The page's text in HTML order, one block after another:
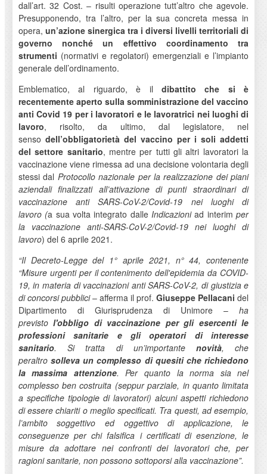
dall’art. 32 Cost. – risulti operazione tutt’altro che agevole.
Presupponendo, tra l’altro, per la sua concreta messa in
opera, un’azione sinergica tra i diversi livelli territoriali di
governo nonché un effettivo coordinamento tra
strumenti (normativi e regolatori) emergenziali e l’impianto
generale dell’ordinamento.
Emblematico, al riguardo, è il dibattito che si è
recentemente aperto sulla somministrazione del vaccino
anti Covid 19 per i lavoratori e le lavoratrici nei luoghi di
lavoro, risolto, da ultimo, dal legislatore, nel
senso dell’obbligatorietà del vaccino per i soli addetti
del settore sanitario, mentre per tutti gli altri lavoratori la
vaccinazione viene rimessa ad una decisione volontaria degli
stessi dal Protocollo nazionale per la realizzazione dei piani
aziendali finalizzati all’attivazione di punti straordinari di
vaccinazione anti SARS-CoV-2/Covid-19 nei luoghi di
lavoro (a sua volta integrato dalleIndicazioniad interim per
la vaccinazione anti-SARS-CoV-2/Covid-19 nei luoghi di
lavoro) del 6 aprile 2021.
“Il Decreto-Legge del 1° aprile 2021, n° 44, contenente
“Misure urgenti per il contenimento dell'epidemia da COVID-
19, in materia di vaccinazioni anti SARS-CoV-2, di giustizia e
di concorsi pubblici– afferma il prof. Giuseppe Pellacani del
Dipartimento di Giurisprudenza di Unimore –ha
previstol'obbligo di vaccinazione per gli esercenti le
professioni sanitarie e gli operatori di interesse
sanitario. Si tratta di un’importante novità, che
peraltro solleva un complesso di quesiti che richiedono
la massima attenzione. Per quanto la norma sia nel
complesso ben costruita (seppur parziale, in quanto limitata
a specifiche tipologie di lavoratori) alcuni aspetti richiedono
di essere chiariti o meglio specificati. Tra questi, ad esempio,
l’ambito soggettivo ed oggettivo di applicazione, le
conseguenze per chi falsifica i certificati di esenzione, le
misure da adottare nei confronti dei lavoratori che, per
ragioni sanitarie, non possono sottoporsi alla vaccinazione”.